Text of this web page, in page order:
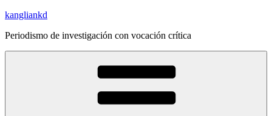
Saltar
contenido
kangliankd
Periodismo de investigación con vocación crítica